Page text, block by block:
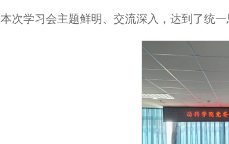
本次学习会主题鲜明、交流深入，达到了统